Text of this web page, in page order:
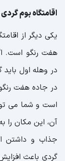
اقامتگاه بوم
یکی دیگر از
هفت رنگو است.
در وهله اول
در جاده هفت
است و شما می
آن، این مکان را
جذاب و داشتن
گردی باعث